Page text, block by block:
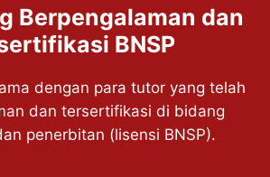
Berpengalaman dan
BNSP
dengan para tutor yang telah
dan tersertifikasi di bidang
penerbitan (lisensi BNSP).